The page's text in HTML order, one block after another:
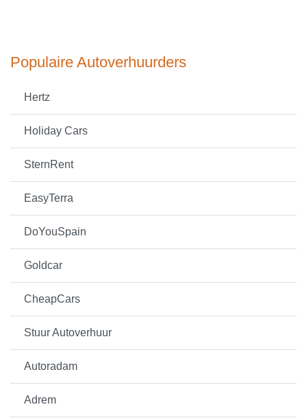
Populaire Autoverhuurders
Hertz
Holiday Cars
SternRent
EasyTerra
DoYouSpain
Goldcar
CheapCars
Stuur Autoverhuur
Autoradam
Adrem